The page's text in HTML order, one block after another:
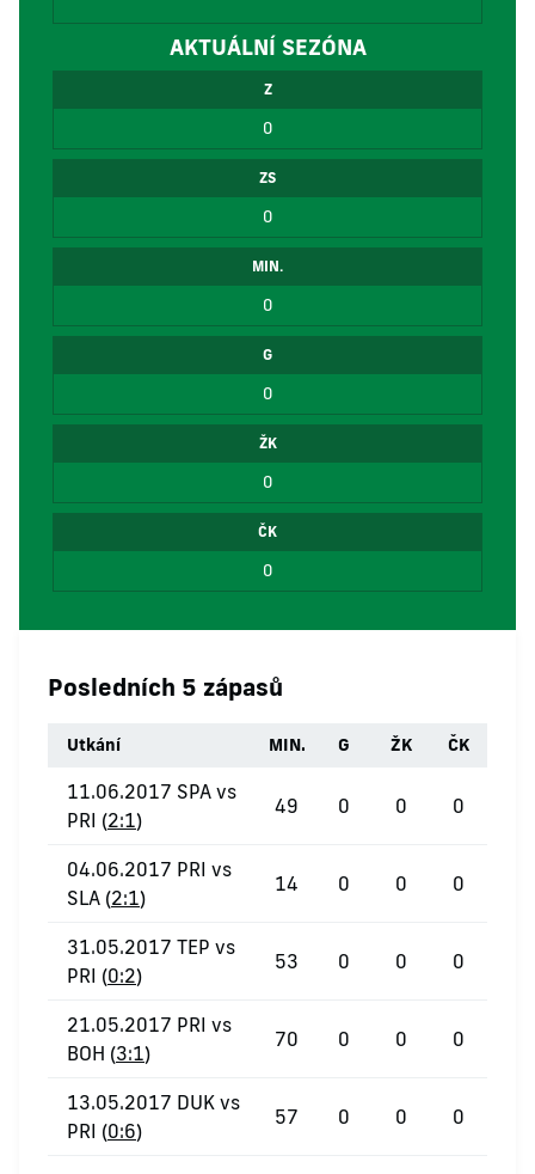
AKTUÁLNÍ SEZÓNA
Z
0
ZS
0
MIN.
0
G
0
ŽK
0
ČK
0
Posledních 5 zápasů
Utkání MIN. G ŽK ČK
11.06.2017 SPA vs
PRI (2:1)
49 0 0 0
04.06.2017 PRI vs
SLA (2:1)
14 0 0 0
31.05.2017 TEP vs
PRI (0:2)
53 0 0 0
21.05.2017 PRI vs
BOH (3:1)
70 0 0 0
13.05.2017 DUK vs
PRI (0:6)
57 0 0 0